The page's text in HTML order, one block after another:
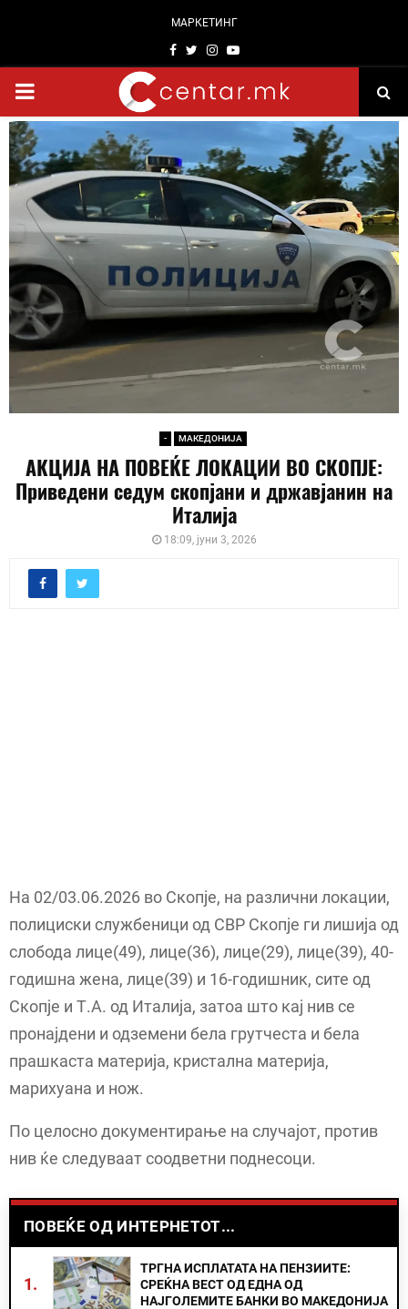
МАРКЕТИНГ
Facebook
TwitterInstagram
Youtube
PRIMARY
MENU
- МАКЕДОНИЈА
АКЦИЈА НА ПОВЕЌЕ ЛОКАЦИИ ВО СКОПЈЕ:
Приведени седум скопјани и државјанин на
Италија
18:09, јуни 3, 2026
На 02/03.06.2026 во Скопје, на различни локации,
полициски службеници од СВР Скопје ги лишија од
слобода лице(49), лице(36), лице(29), лице(39), 40-
годишна жена, лице(39) и 16-годишник, сите од
Скопје и Т.А. од Италија, затоа што кај нив се
пронајдени и одземени бела грутчеста и бела
прашкаста материја, кристална материја,
марихуана и нож.
По целосно документирање на случајот, против
нив ќе следуваат соодветни поднесоци.
ПОВЕЌЕ ОД ИНТЕРНЕТОТ...
1.
ТРГНА ИСПЛАТАТА НА ПЕНЗИИТЕ:
СРЕЌНА ВЕСТ ОД ЕДНА ОД
НАЈГОЛЕМИТЕ БАНКИ ВО МАКЕДОНИЈА